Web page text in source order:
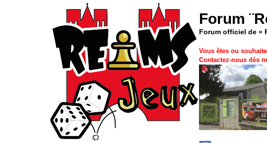
Forum
Forum officiel de «
Vous êtes ou
Contactez-nous dès